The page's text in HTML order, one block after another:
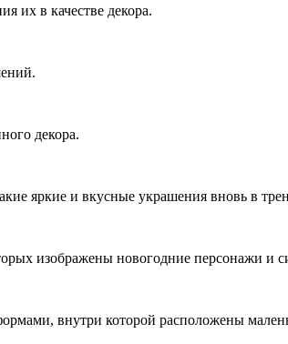
их в качестве декора.
декора.
яркие и вкусные украшения вновь в
изображены новогодние персонажи и
внутри которой расположены